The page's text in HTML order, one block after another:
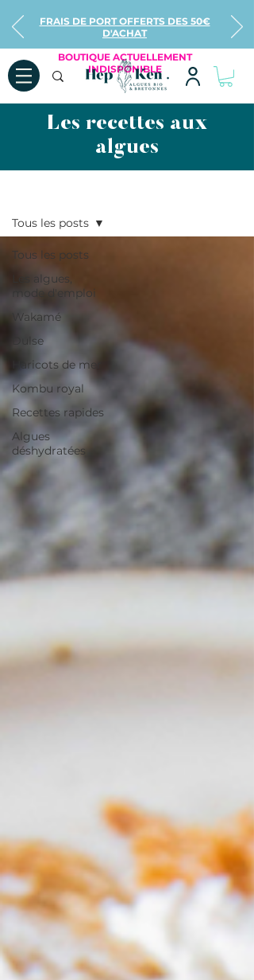
FRAIS DE PORT OFFERTS DES 50€
D'ACHAT
BOUTIQUE ACTUELLEMENT
INDISPONIBLE
Les recettes aux
algues
Tous les posts
Les algues,
mode d'emploi
Wakamé
Dulse
Haricots de mer
Kombu royal
Recettes rapides
Algues
déshydratées
Tous les posts